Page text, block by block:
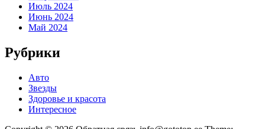
Июль 2024
Июнь 2024
Май 2024
Рубрики
Авто
Звезды
Здоровье и красота
Интересное